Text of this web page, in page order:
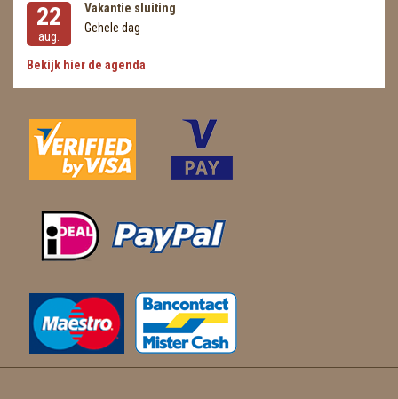
22
aug.
Vakantie sluiting
Gehele dag
Bekijk hier de agenda